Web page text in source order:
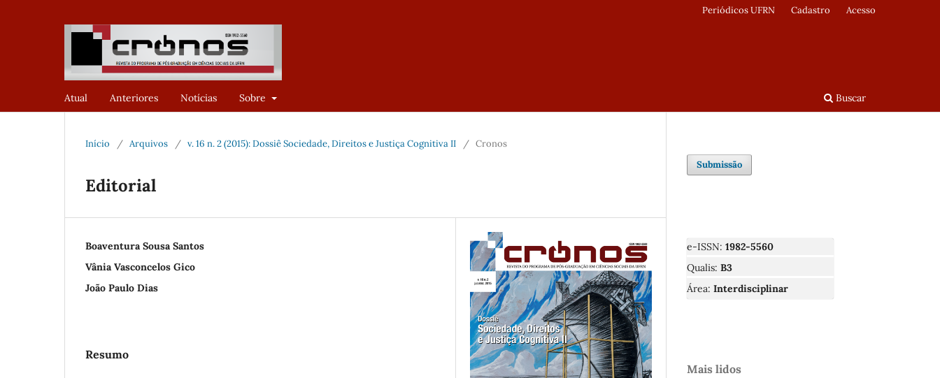
Atual Anteriores Notícias Sobre Buscar
Periódicos UFRN Cadastro Acesso
Início / Arquivos / v. 16 n. 2 (2015): Dossiê Sociedade, Direitos e Justiça Cognitiva II / Cronos
Editorial
Boaventura Sousa Santos
Vânia Vasconcelos Gico
João Paulo Dias
Resumo
Submissão
e-ISSN: 1982-5560
Qualis: B3
Área: Interdisciplinar
Mais lidos